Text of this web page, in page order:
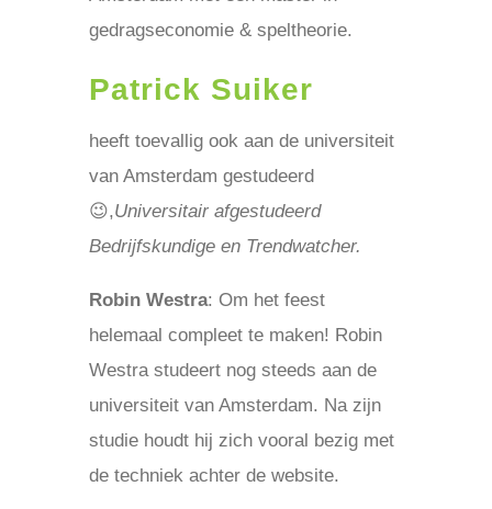
gedragseconomie & speltheorie.
Patrick Suiker
heeft toevallig ook aan de universiteit
van Amsterdam gestudeerd
😉,Universitair afgestudeerd
Bedrijfskundige en Trendwatcher.
Robin Westra: Om het feest
helemaal compleet te maken! Robin
Westra studeert nog steeds aan de
universiteit van Amsterdam. Na zijn
studie houdt hij zich vooral bezig met
de techniek achter de website.